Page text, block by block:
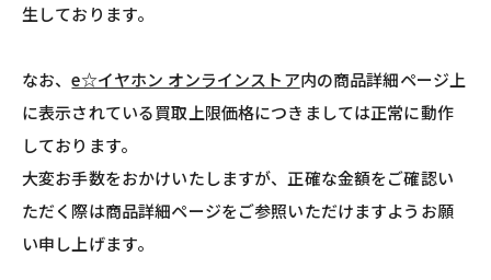
生しております。
なお、e☆イヤホン オンラインストア内の商品詳細ページ上
に表示されている買取上限価格につきましては正常に動作
しております。
大変お手数をおかけいたしますが、正確な金額をご確認い
ただく際は商品詳細ページをご参照いただけますようお願
い申し上げます。